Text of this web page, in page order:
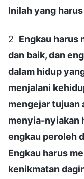
Inilah yang
2 Engkau harus
dan baik, dan
dalam hidup
menjalani
mengejar tujuan
menyia-nyiakan
engkau peroleh
Engkau harus
kenikmatan